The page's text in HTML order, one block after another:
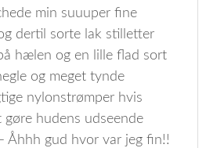
min suuuper fine
dertil sorte lak stilletter
hælen og en lille flad sort
og meget tynde
nylonstrømper hvis
gøre hudens udseende
Åhhh gud hvor var jeg fin!!